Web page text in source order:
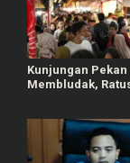
Kunjungan
Membludak,